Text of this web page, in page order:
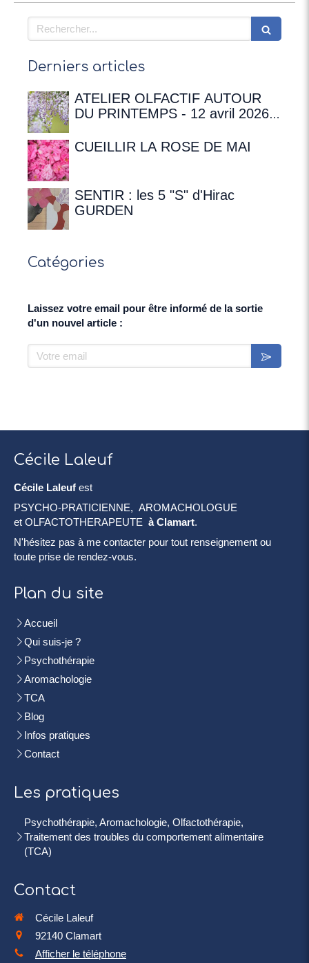
Rechercher
Derniers articles
ATELIER OLFACTIF AUTOUR
DU PRINTEMPS - 12 avril 2026 à
Chateaubriand
CUEILLIR LA ROSE DE MAI
SENTIR : les 5 "S" d'Hirac
GURDEN
Catégories
Laissez votre email pour être informé de la sortie
d'un nouvel article :
Votre email
Cécile Laleuf
Cécile Laleuf est
PSYCHO-PRATICIENNE, AROMACHOLOGUE
et OLFACTOTHERAPEUTE à Clamart.
N'hésitez pas à me contacter pour tout renseignement ou
toute prise de rendez-vous.
Plan du site
Accueil
Qui suis-je ?
Psychothérapie
Aromachologie
TCA
Blog
Infos pratiques
Contact
Les pratiques
Psychothérapie, Aromachologie, Olfactothérapie,
Traitement des troubles du comportement alimentaire
(TCA)
Contact
Cécile Laleuf
92140 Clamart
Afficher le téléphone